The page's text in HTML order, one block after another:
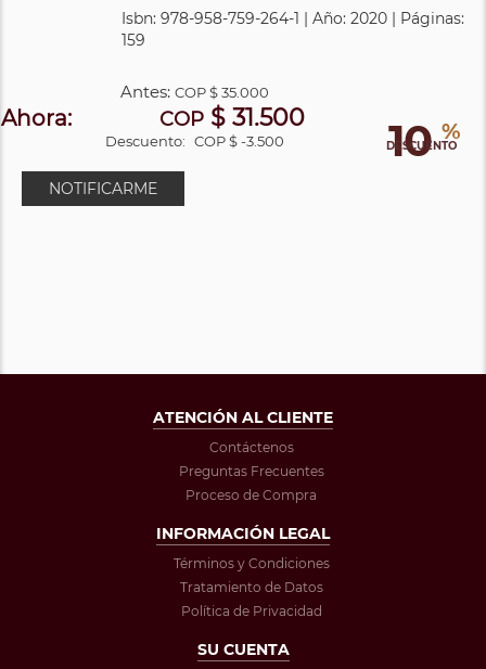
Isbn: 978-958-759-264-1 | Año: 2020 | Páginas:
159
10 %
DESCUENTO
Antes: COP$ 35.000
Ahora: COP $ 31.500
Descuento: COP $ -3.500
NOTIFICARME
ATENCIÓN AL CLIENTE
Contáctenos
Preguntas Frecuentes
Proceso de Compra
INFORMACIÓN LEGAL
Términos y Condiciones
Tratamiento de Datos
Política de Privacidad
SU CUENTA